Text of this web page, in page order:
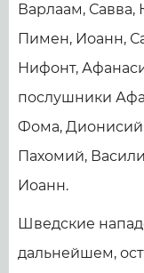
Варлаам, Савва,
Пимен, Иоанн,
Нифонт,
послушники
Фома,
Пахомий,
Иоанн.
Шведские
дальнейшем,